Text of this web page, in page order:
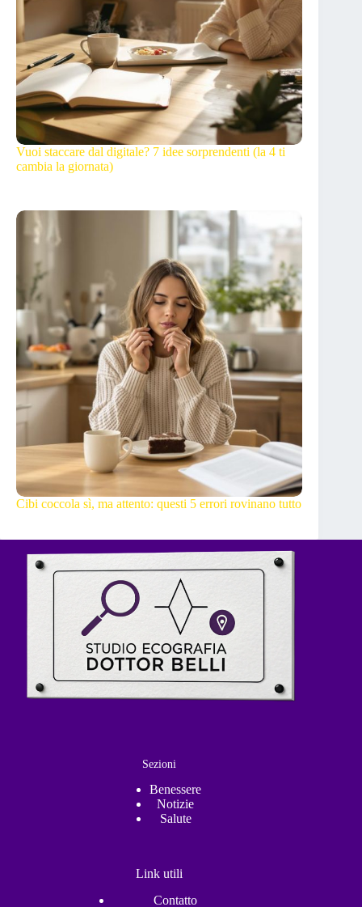
Vuoi staccare dal digitale? 7 idee sorprendenti (la 4 ti
cambia la giornata)
Cibi coccola sì, ma attento: questi 5 errori rovinano tutto
Sezioni
Benessere
Notizie
Salute
Link utili
Contatto